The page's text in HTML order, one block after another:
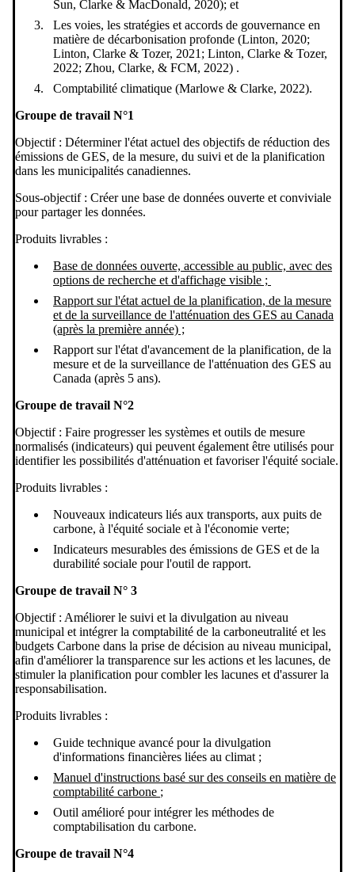
Sun, Clarke & MacDonald, 2020); et
Les voies, les stratégies et accords de gouvernance en
matière de décarbonisation profonde (Linton, 2020;
Linton, Clarke & Tozer, 2021; Linton, Clarke & Tozer,
2022; Zhou, Clarke, & FCM, 2022) .
Comptabilité climatique (Marlowe & Clarke, 2022).
Groupe de travail N°1
Objectif : Déterminer l'état actuel des objectifs de réduction des
émissions de GES, de la mesure, du suivi et de la planification
dans les municipalités canadiennes.
Sous-objectif : Créer une base de données ouverte et conviviale
pour partager les données.
Produits livrables :
Base de données ouverte, accessible au public, avec des
options de recherche et d'affichage visible ;
Rapport sur l'état actuel de la planification, de la mesure
et de la surveillance de l'atténuation des GES au Canada
(après la première année) ;
Rapport sur l'état d'avancement de la planification, de la
mesure et de la surveillance de l'atténuation des GES au
Canada (après 5 ans).
Groupe de travail N°2
Objectif : Faire progresser les systèmes et outils de mesure
normalisés (indicateurs) qui peuvent également être utilisés pour
identifier les possibilités d'atténuation et favoriser l'équité sociale.
Produits livrables :
Nouveaux indicateurs liés aux transports, aux puits de
carbone, à l'équité sociale et à l'économie verte;
Indicateurs mesurables des émissions de GES et de la
durabilité sociale pour l'outil de rapport.
Groupe de travail N° 3
Objectif : Améliorer le suivi et la divulgation au niveau
municipal et intégrer la comptabilité de la carboneutralité et les
budgets Carbone dans la prise de décision au niveau municipal,
afin d'améliorer la transparence sur les actions et les lacunes, de
stimuler la planification pour combler les lacunes et d'assurer la
responsabilisation.
Produits livrables :
Guide technique avancé pour la divulgation
d'informations financières liées au climat ;
Manuel d'instructions basé sur des conseils en matière de
comptabilité carbone ;
Outil amélioré pour intégrer les méthodes de
comptabilisation du carbone.
Groupe de travail N°4